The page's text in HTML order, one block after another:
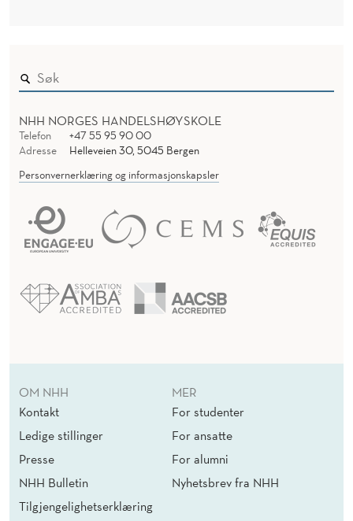
NHH NORGES HANDELSHØYSKOLE
Telefon
+47 55 95 90 00
Adresse
Helleveien 30, 5045 Bergen
Personvernerklæring og informasjonskapsler
OM NHH
Kontakt
Ledige stillinger
Presse
NHH Bulletin
Tilgjengelighetserklæring
MER
For studenter
For ansatte
For alumni
Nyhetsbrev fra NHH